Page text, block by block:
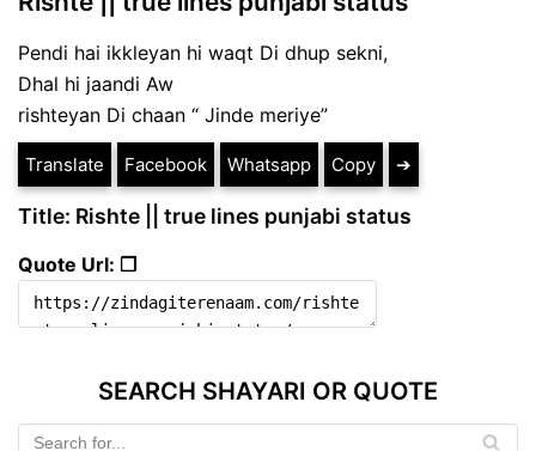
Pendi hai ikkleyan hi waqt Di dhup sekni,
Dhal hi jaandi Aw
rishteyan Di chaan “ Jinde meriye”
Translate Facebook Whatsapp Copy ➔
Title: Rishte || true lines punjabi status
Quote Url: ❐
SEARCH SHAYARI OR QUOTE